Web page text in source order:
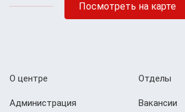
Посмотреть на карте
О центре
Администрация
Отделы
Вакансии